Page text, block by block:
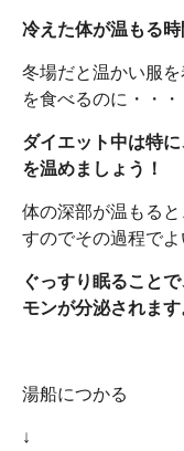
冷えた体が温もる
冬場だと温かい服
を食べるのに・・・
ダイエット中は特
を温めましょう！
体の深部が温もる
すのでその過程でよ
ぐっすり眠ること
モンが分泌されます
湯船につかる
↓